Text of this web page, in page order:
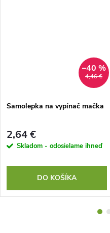
4,46 €
–40 %
Samolepka na vypínač mačka
2,64 €
Skladom - odosielame ihneď
DO KOŠÍKA